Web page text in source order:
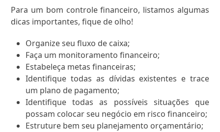
Para um bom controle financeiro, listamos algumas
dicas importantes, fique de olho!
Organize seu fluxo de caixa;
Faça um monitoramento financeiro;
Estabeleça metas financeiras;
Identifique todas as dívidas existentes e trace
um plano de pagamento;
Identifique todas as possíveis situações que
possam colocar seu negócio em risco financeiro;
Estruture bem seu planejamento orçamentário;